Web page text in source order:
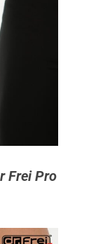
Frei Pro